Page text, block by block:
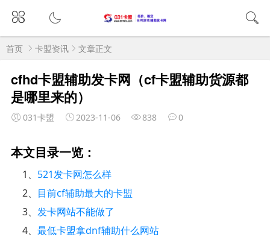
首页 卡盟资讯 文章正文
cfhd卡盟辅助发卡网（cf卡盟辅助货源都
是哪里来的）
031卡盟 2023-11-06 838 0
本文目录一览：
1、 521发卡网怎么样
2、 目前cf辅助最大的卡盟
3、发卡网站不能做了
4、最低卡盟拿dnf辅助什么网站